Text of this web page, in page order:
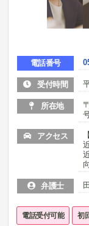
電話番号
受付時間
所在地
アクセス
弁護士
電話受付可能 初